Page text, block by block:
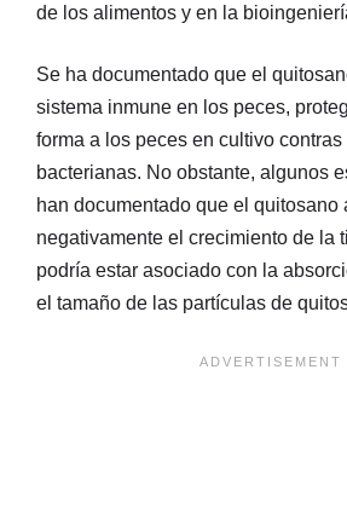
de los alimentos y en la
Se ha documentado que el
sistema inmune en los peces,
forma a los peces en cultivo
bacterianas. No obstante, algunos
han documentado que el quitosano
negativamente el crecimiento de la
podría estar asociado con la
el tamaño de las partículas de